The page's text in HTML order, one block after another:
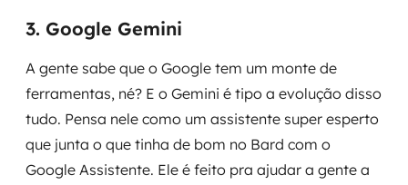
3. Google Gemini
A gente sabe que o Google tem um monte de
ferramentas, né? E o Gemini é tipo a evolução disso
tudo. Pensa nele como um assistente super esperto
que junta o que tinha de bom no Bard com o
Google Assistente. Ele é feito pra ajudar a gente a